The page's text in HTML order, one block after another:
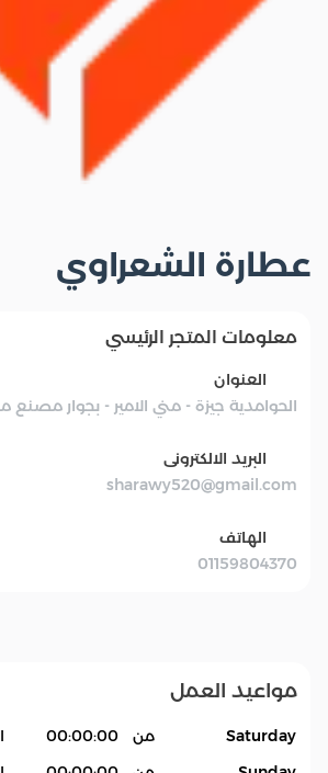
عطارة الشعراوي
معلومات المتجر الرئيسي
العنوان
الحوامدية جيزة - مني الامير - بجوار مصنع
البريد الالكترونى
sharawy520@gmail.com
الهاتف
01159804370
مواعيد العمل
Saturday من 00:00:00